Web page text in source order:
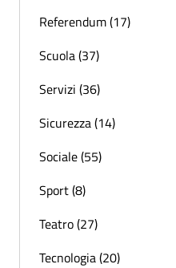
Referendum (17)
Scuola (37)
Servizi (36)
Sicurezza (14)
Sociale (55)
Sport (8)
Teatro (27)
Tecnologia (20)